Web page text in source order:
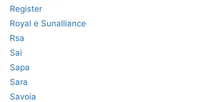
Register
Royal e Sunalliance
Rsa
Sai
Sapa
Sara
Savoia